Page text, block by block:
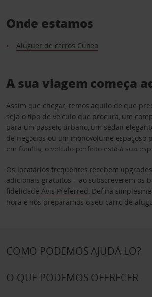
Onde estamos
Aluguer de carros Cuneo
A sua viagem começa
Assim que chegar, temos aquilo de que
seja o tipo de veículo que procura, um
para um passeio urbano, um sedan
de negócios ou um monovolume espaçoso
em família, o veículo perfeito está à sua
Os locatários frequentes recebem
adicionais gratuitos – ao subscreverem os
fidelidade Avis Preferred. Defina
hora e nós preparamos o seu carro de
COMO PODEMOS AJUDÁ-LO?
O QUE PODEMOS OFERECER